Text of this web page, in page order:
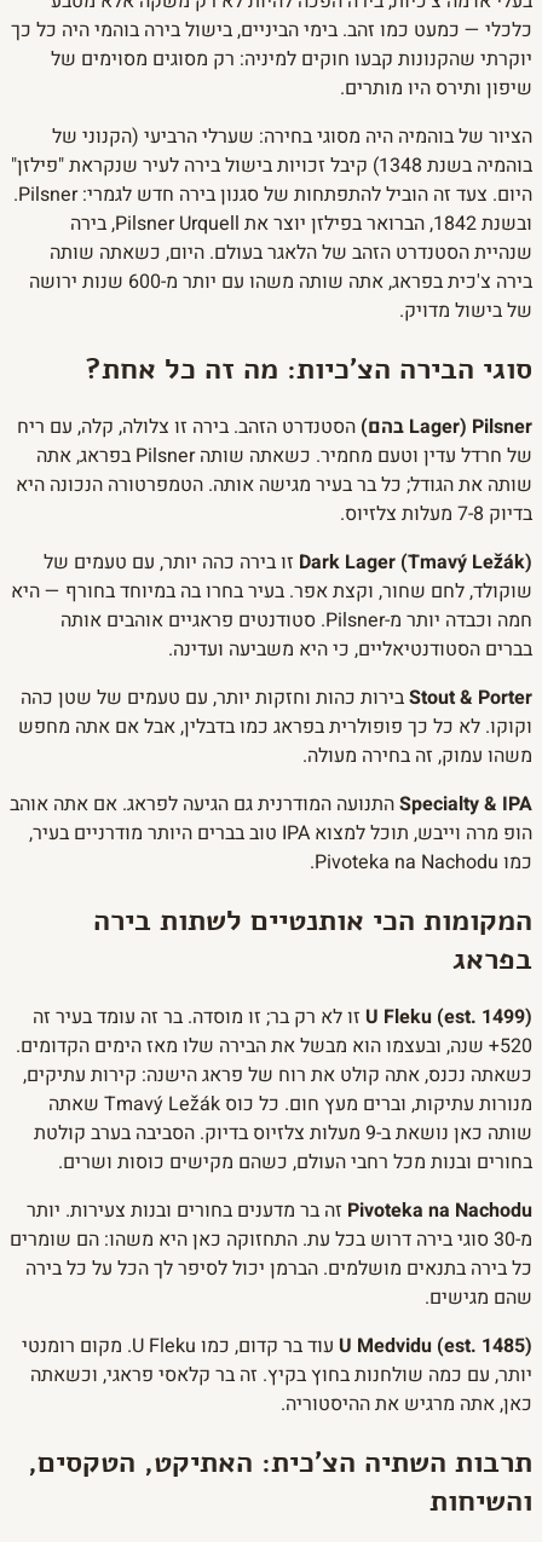
כלכלי — כמעט כמו זהב. בימי הביניים, בישול בירה בוהמי היה כל כך
יוקרתי שהקנונות קבעו חוקים למיניה: רק מסוגים מסוימים של
שיפון ותירס היו מותרים.
הציור של בוהמיה היה מסוגי בחירה: שערלי הרביעי (הקנוני של
בוהמיה בשנת 1348) קיבל זכויות בישול בירה לעיר שנקראת "פילזן"
היום. צעד זה הוביל להתפתחות של סגנון בירה חדש לגמרי: Pilsner.
ובשנת 1842, הברואר בפילזן יוצר את Pilsner Urquell, בירה
שנהיית הסטנדרט הזהב של הלאגר בעולם. היום, כשאתה שותה
בירה צ'כית בפראג, אתה שותה משהו עם יותר מ-600 שנות ירושה
של בישול מדויק.
סוגי הבירה הצ'כיות: מה זה כל אחת?
Pilsner (Lager בהם)
הסטנדרט הזהב. בירה זו צלולה, קלה, עם ריח
של חרדל עדין וטעם מחמיר. כשאתה שותה Pilsner בפראג, אתה
שותה את הגודל; כל בר בעיר מגישה אותה. הטמפרטורה הנכונה היא
בדיוק 7-8 מעלות צלזיוס.
Dark Lager (Tmavý Ležák) זו בירה כהה יותר, עם טעמים של
שוקולד, לחם שחור, וקצת אפר. בעיר בחרו בה במיוחד בחורף — היא
חמה וכבדה יותר מ-Pilsner. סטודנטים פראגיים אוהבים אותה
בברים הסטודנטיאליים, כי היא משביעה ועדינה.
Stout & Porterבירות כהות וחזקות יותר, עם טעמים של שטן כהה
וקוקו. לא כל כך פופולרית בפראג כמו בדבלין, אבל אם אתה מחפש
משהו עמוק, זה בחירה מעולה.
Specialty & IPAהתנועה המודרנית גם הגיעה לפראג. אם אתה אוהב
הופ מרה וייבש, תוכל למצוא IPA טוב בברים היותר מודרניים בעיר,
כמו Pivoteka na Nachodu.
המקומות הכי אותנטיים לשתות בירה
בפראג
U Fleku (est. 1499) זו לא רק בר; זו מוסדה. בר זה עומד בעיר זה
520+ שנה, ובעצמו הוא מבשל את הבירה שלו מאז הימים הקדומים.
כשאתה נכנס, אתה קולט את רוח של פראג הישנה: קירות עתיקים,
מנורות עתיקות, וברים מעץ חום. כל כוס Tmavý Ležák שאתה
שותה כאן נושאת ב-9 מעלות צלזיוס בדיוק. הסביבה בערב קולטת
בחורים ובנות מכל רחבי העולם, כשהם מקישים כוסות ושרים.
Pivoteka na Nachodu זה בר מדענים בחורים ובנות צעירות. יותר
מ-30 סוגי בירה דרוש בכל עת. התחזוקה כאן היא משהו: הם שומרים
כל בירה בתנאים מושלמים. הברמן יכול לסיפר לך הכל על כל בירה
שהם מגישים.
U Medvidu (est. 1485)
עוד בר קדום, כמו U Fleku. מקום רומנטי
יותר, עם כמה שולחנות בחוץ בקיץ. זה בר קלאסי פראגי, וכשאתה
כאן, אתה מרגיש את ההיסטוריה.
תרבות השתיה הצ'כית: האתיקט, הטקסים,
והשיחות